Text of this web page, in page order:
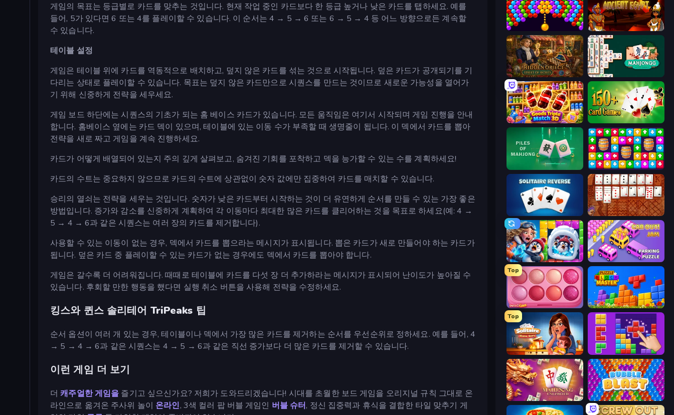
게임의 목표는 등급별로 카드를 맞추는 것입니다. 현재 작업 중인 카드보다 한 등급 높거나 낮은 카드를 탭하세요. 예를
들어, 5가 있다면 6 또는 4를 플레이할 수 있습니다. 이 순서는 4 → 5 → 6 또는 6 → 5 → 4 등 어느 방향으로든 계속할
수 있습니다.
테이블 설정
게임은 테이블 위에 카드를 역동적으로 배치하고, 덮지 않은 카드를 섞는 것으로 시작됩니다. 덮은 카드가 공개되기를 기
다리는 상태로 플레이할 수 있습니다. 목표는 덮지 않은 카드만으로 시퀀스를 만드는 것이므로 새로운 가능성을 열어가
기 위해 신중하게 전략을 세우세요.
게임 보드 하단에는 시퀀스의 기초가 되는 홈 베이스 카드가 있습니다. 모든 움직임은 여기서 시작되며 게임 진행을 안내
합니다. 홈베이스 옆에는 카드 덱이 있으며, 테이블에 있는 이동 수가 부족할 때 생명줄이 됩니다. 이 덱에서 카드를 뽑아
전략을 새로 짜고 게임을 계속 진행하세요.
카드가 어떻게 배열되어 있는지 주의 깊게 살펴보고, 숨겨진 기회를 포착하고 덱을 능가할 수 있는 수를 계획하세요!
카드의 수트는 중요하지 않으므로 카드의 수트에 상관없이 숫자 값에만 집중하여 카드를 매치할 수 있습니다.
승리의 열쇠는 전략을 세우는 것입니다. 숫자가 낮은 카드부터 시작하는 것이 더 유연하게 순서를 만들 수 있는 가장 좋은
방법입니다. 증가와 감소를 신중하게 계획하여 각 이동마다 최대한 많은 카드를 클리어하는 것을 목표로 하세요(예: 4 →
5 → 4 → 6과 같은 시퀀스는 여러 장의 카드를 제거합니다).
사용할 수 있는 이동이 없는 경우, 덱에서 카드를 뽑으라는 메시지가 표시됩니다. 뽑은 카드가 새로 만들어야 하는 카드가
됩니다. 덮은 카드 중 플레이할 수 있는 카드가 없는 경우에도 덱에서 카드를 뽑아야 합니다.
게임은 갈수록 더 어려워집니다. 때때로 테이블에 카드를 다섯 장 더 추가하라는 메시지가 표시되어 난이도가 높아질 수
있습니다. 후회할 만한 행동을 했다면 실행 취소 버튼을 사용해 전략을 수정하세요.
킹스와 퀸스 솔리테어 TriPeaks 팁
순서 옵션이 여러 개 있는 경우, 테이블이나 덱에서 가장 많은 카드를 제거하는 순서를 우선순위로 정하세요. 예를 들어, 4
→ 5 → 4 → 6과 같은 시퀀스는 4 → 5 → 6과 같은 직선 증가보다 더 많은 카드를 제거할 수 있습니다.
이런 게임 더 보기
더캐주얼한 게임을 즐기고 싶으신가요? 저희가 도와드리겠습니다! 시대를 초월한 보드 게임을 오리지널 규칙 그대로 온
라인으로 옮겨온 주사위 놀이 온라인, 3색 컬러 팝 버블 게임인 버블 슈터, 정신 집중력과 휴식을 결합한 타일 맞추기 게
Bubble Story Pyramid Solitaire Ancient Egypt
Hidden Object: Street Of Secrets Mahjongg Solitaire
Goods Triple Match 3D
Piles of Mahjong Tap Away Story
Solitaire Reverse Algerian Solitaire
Captain Blast Car OUT! Jam Parking Puzzle
Top
Piece of Cake: Merge and Bake Puzzle Block Master
Top
Solitaire Home Story BlockBuster Puzzle
Mahjong Unlimited Bubble Blast